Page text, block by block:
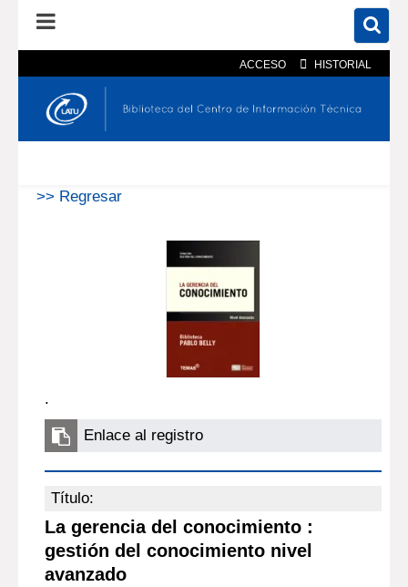
ACCESO HISTORIAL
En el catálogo En el sitio
>> Regresar
.
Enlace al registro
Título:
La gerencia del conocimiento :
gestión del conocimiento nivel
avanzado